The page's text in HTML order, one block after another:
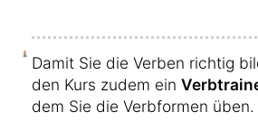
Damit Sie die Verben richtig
den Kurs zudem ein
dem Sie die Verbformen üben.